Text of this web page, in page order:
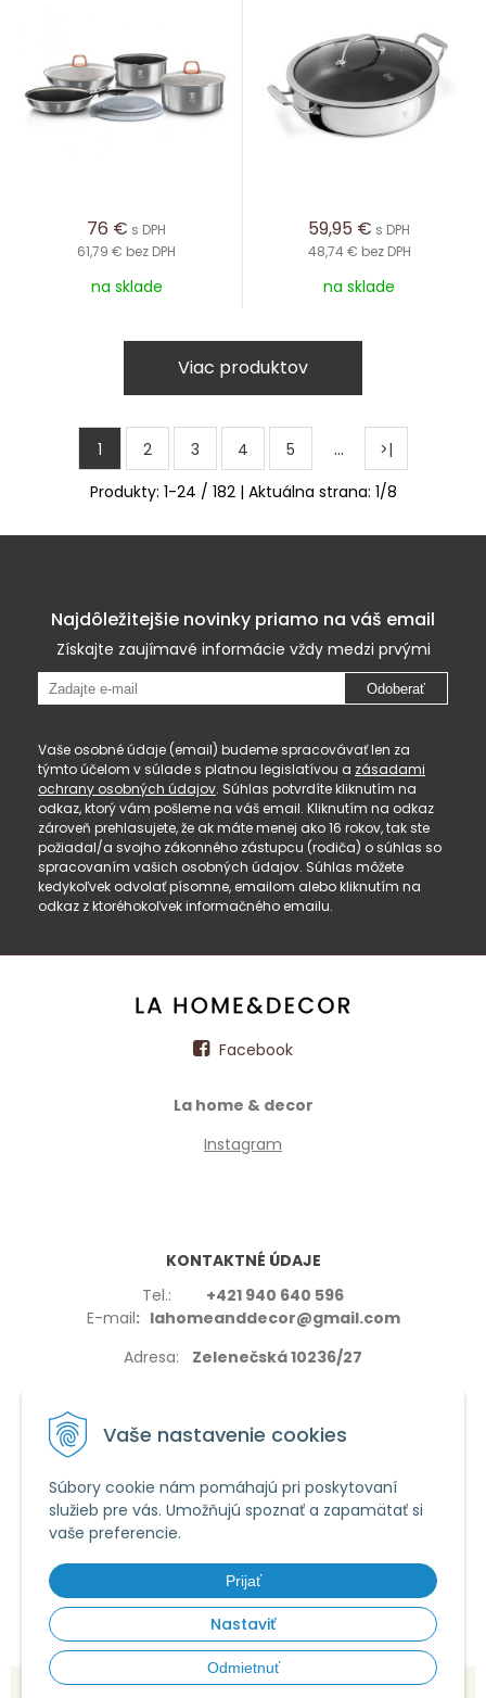
Vaše nastavenie cookies
Súbory cookie nám pomáhajú pri poskytovaní
služieb pre vás. Umožňujú spoznať a zapamätať si
vaše preferencie.
Prijať
Nastaviť
Odmietnuť
76 € s DPH
61,79 € bez DPH
na sklade
59,95 € s DPH
48,74 € bez DPH
na sklade
Viac produktov
1 2 3 4 5 …
>|
Produkty: 1-24 / 182| Aktuálna strana: 1/8
Najdôležitejšie novinky priamo na váš email
Získajte zaujímavé informácie vždy medzi prvými
Odoberať
Vaše osobné údaje (email) budeme spracovávať len za
týmto účelom v súlade s platnou legislatívou a zásadami
ochrany osobných údajov. Súhlas potvrdíte kliknutím na
odkaz, ktorý vám pošleme na váš email. Kliknutím na odkaz
zároveň prehlasujete, že ak máte menej ako 16 rokov, tak ste
požiadal/a svojho zákonného zástupcu (rodiča) o súhlas so
spracovaním vašich osobných údajov. Súhlas môžete
kedykoľvek odvolať písomne, emailom alebo kliknutím na
odkaz z ktoréhokoľvek informačného emailu.
Facebook
La home & decor
Instagram
KONTAKTNÉ ÚDAJE
Tel.: +421 940 640 596
E-mail: lahomeanddecor@gmail.com
Adresa: Zelenečská 10236/27
VŠETKO O NÁKUPE
Používanie cookies
Obchodné podmienky
© 2026 La home & decor •tvorba eshopu cez UNIobchod,webhosting